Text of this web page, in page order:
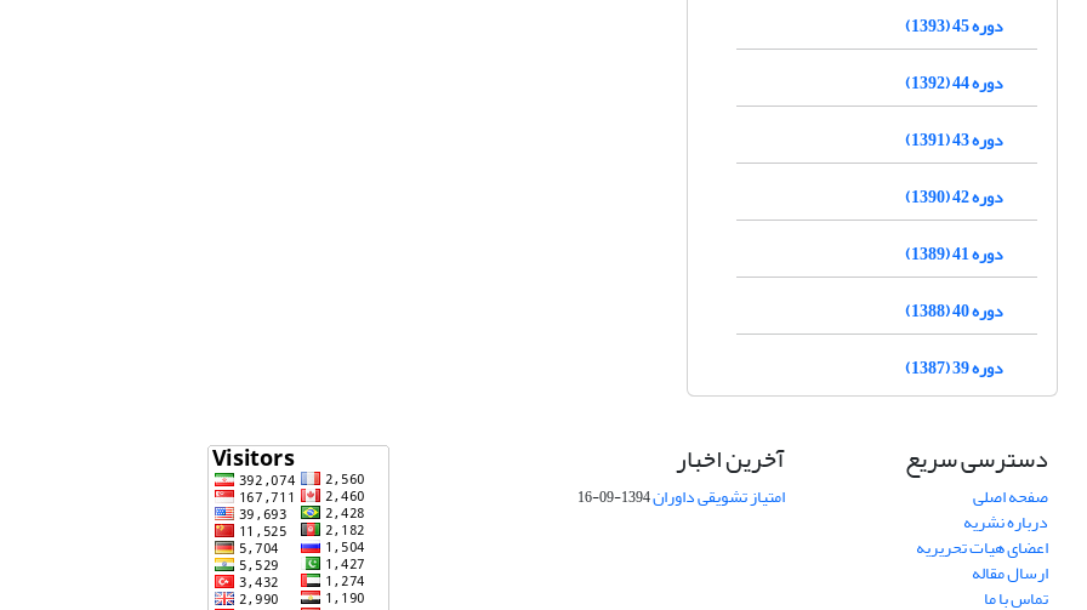
دوره 45 (1393)
دوره 44 (1392)
دوره 43 (1391)
دوره 42 (1390)
دوره 41 (1389)
دوره 40 (1388)
دوره 39 (1387)
دسترسی سریع
صفحه اصلی
درباره نشریه
اعضای هیات تحریریه
ارسال مقاله
تماس با ما
آخرین اخبار
امتیاز تشویقی داوران1394-09-16